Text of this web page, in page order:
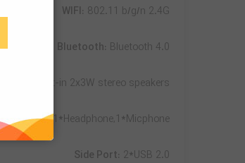
WIFI: 802.11 b/g/n 2.4G
Bluetooth: Bluetooth 4.0
Built-in 2x3W stereo speakers
1*Headphone,1*Micphone
Side Port: 2*USB 2.0